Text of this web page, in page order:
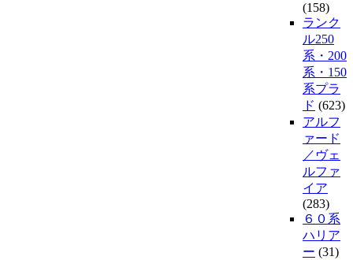
(158)
ランク
ル250
系・200
系・150
系プラ
ド (623)
アルフ
ァード
／ヴェ
ルファ
イア
(283)
６０系
ハリア
ー (31)